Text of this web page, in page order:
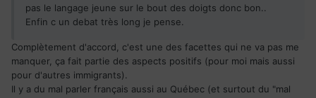
pas le langage jeune sur le bout des doigts donc bon..
Enfin c un debat très long je pense.
Complètement d'accord, c'est une des facettes qui ne va pas me
manquer, ça fait partie des aspects positifs (pour moi mais aussi
pour d'autres immigrants).
Il y a du mal parler français aussi au Québec (et surtout du "mal